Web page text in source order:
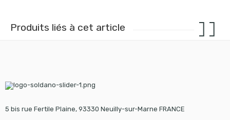
Produits liés à cet article
5 bis rue Fertile Plaine, 93330 Neuilly-sur-Marne FRANCE